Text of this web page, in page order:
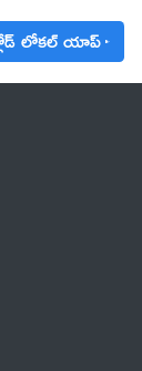
లోకల్ యాప్